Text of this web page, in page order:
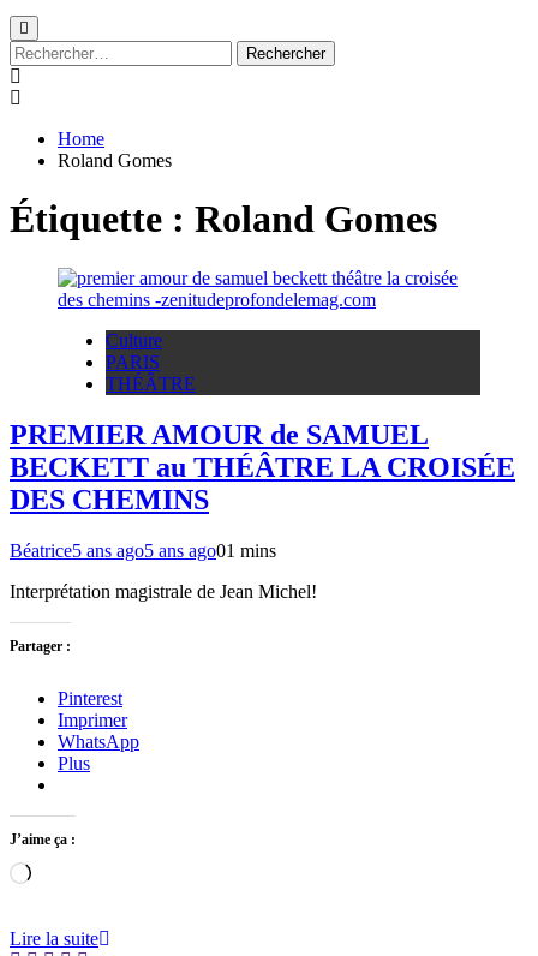
Rechercher :
Home
Roland Gomes
Étiquette : Roland Gomes
Culture
PARIS
THÉÂTRE
PREMIER AMOUR de SAMUEL
BECKETT au THÉÂTRE LA CROISÉE
DES CHEMINS
Béatrice5 ans ago5 ans ago01 mins
Interprétation magistrale de Jean Michel!
Partager :
Pinterest
Imprimer
WhatsApp
Plus
J’aime ça :
Chargement…
Lire la suite